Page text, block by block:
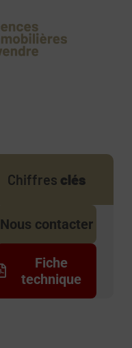
Chiffres clés
Nous contacter
Fiche
technique